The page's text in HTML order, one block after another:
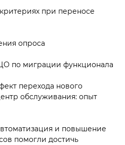
при переносе
опроса
по миграции функционала
перехода нового
обслуживания: опыт
и повышение
помогли достичь